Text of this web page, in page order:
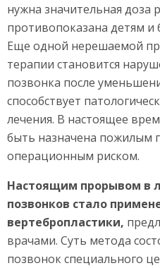
нужна значительная доза
противопоказана детям
Еще одной нерешаемой
терапии становится
позвонка после
способствует
лечения. В настоящее
быть назначена пожилым
операционным риском.
Настоящим прорывом в
позвонков стало
вертебропластики,
врачами. Суть метода
позвонок специального